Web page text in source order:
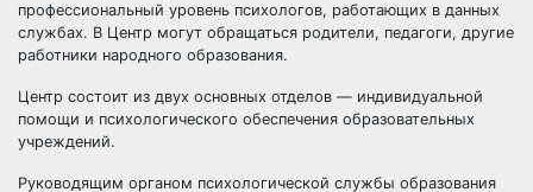
профессиональный уровень психологов, работающих в данных
службах. В Центр могут обращаться родители, педагоги, другие
работники народного образования.
Центр состоит из двух основных отделов — индивидуальной
помощи и психологического обеспечения образовательных
учреждений.
Руководящим органом психологической службы образования